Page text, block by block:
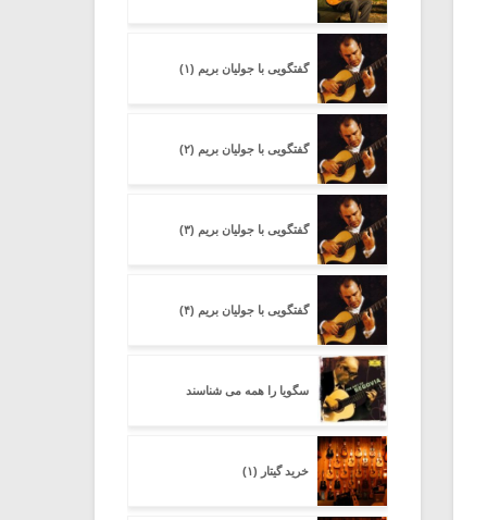
گفتگویی با جولیان بریم (۱)
گفتگویی با جولیان بریم (۲)
گفتگویی با جولیان بریم (۳)
گفتگویی با جولیان بریم (۴)
سگویا را همه می شناسند
خرید گیتار (۱)